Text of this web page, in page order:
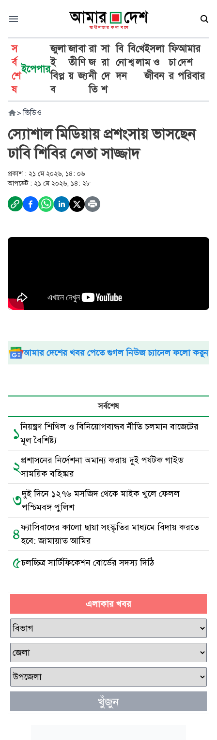
স
র্ব
শে
ষ
ইপেপার
জুলা
ই
বিপ্ল
ব
জা
তী
য়
বা
ণি
জ্য
রা
জ
নী
তি
সা
রা
দে
শ
বি
নো
দন
বি
শ্ব
খে
লা
ইসলা
ম ও
জীবন
ফি
চা
র
আমার
দেশ
পরিবার
> ভিডিও
স্যোশাল মিডিয়ায় প্রশংসায় ভাসছেন
ঢাবি শিবির নেতা সাজ্জাদ
প্রকাশ : ২১ মে ২০২৬, ১৪: ০৬
আপডেট : ২১ মে ২০২৬, ১৪: ২৮
আমার দেশের খবর পেতে গুগল নিউজ চ্যানেল ফলো করুন
সর্বশেষ
১নিয়ন্ত্রণ শিথিল ও বিনিয়োগবান্ধব নীতি চলমান বাজেটের
মূল বৈশিষ্ট্য
২প্রশাসনের নির্দেশনা অমান্য করায় দুই পর্যটক গাইড
সাময়িক বহিষ্কার
৩দুই দিনে ১২৭৬ মসজিদ থেকে মাইক খুলে ফেলল
পশ্চিমবঙ্গ পুলিশ
৪ফ্যাসিবাদের কালো ছায়া সংস্কৃতির মাধ্যমে বিদায় করতে
হবে: জামায়াত আমির
৫চলচ্চিত্র সার্টিফিকেশন বোর্ডের সদস্য দিঠি
এলাকার খবর
খুঁজুন